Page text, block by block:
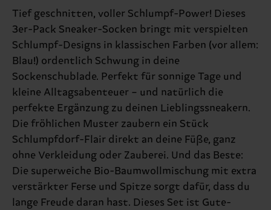
Tief geschnitten, voller Schlumpf-Power! Dieses
3er-Pack Sneaker-Socken bringt mit verspielten
Schlumpf-Designs in klassischen Farben (vor allem:
Blau!) ordentlich Schwung in deine
Sockenschublade. Perfekt für sonnige Tage und
kleine Alltagsabenteuer – und natürlich die
perfekte Ergänzung zu deinen Lieblingssneakern.
Die fröhlichen Muster zaubern ein Stück
Schlumpfdorf-Flair direkt an deine Füße, ganz
ohne Verkleidung oder Zauberei. Und das Beste:
Die superweiche Bio-Baumwollmischung mit extra
verstärkter Ferse und Spitze sorgt dafür, dass du
lange Freude daran hast. Dieses Set ist Gute-